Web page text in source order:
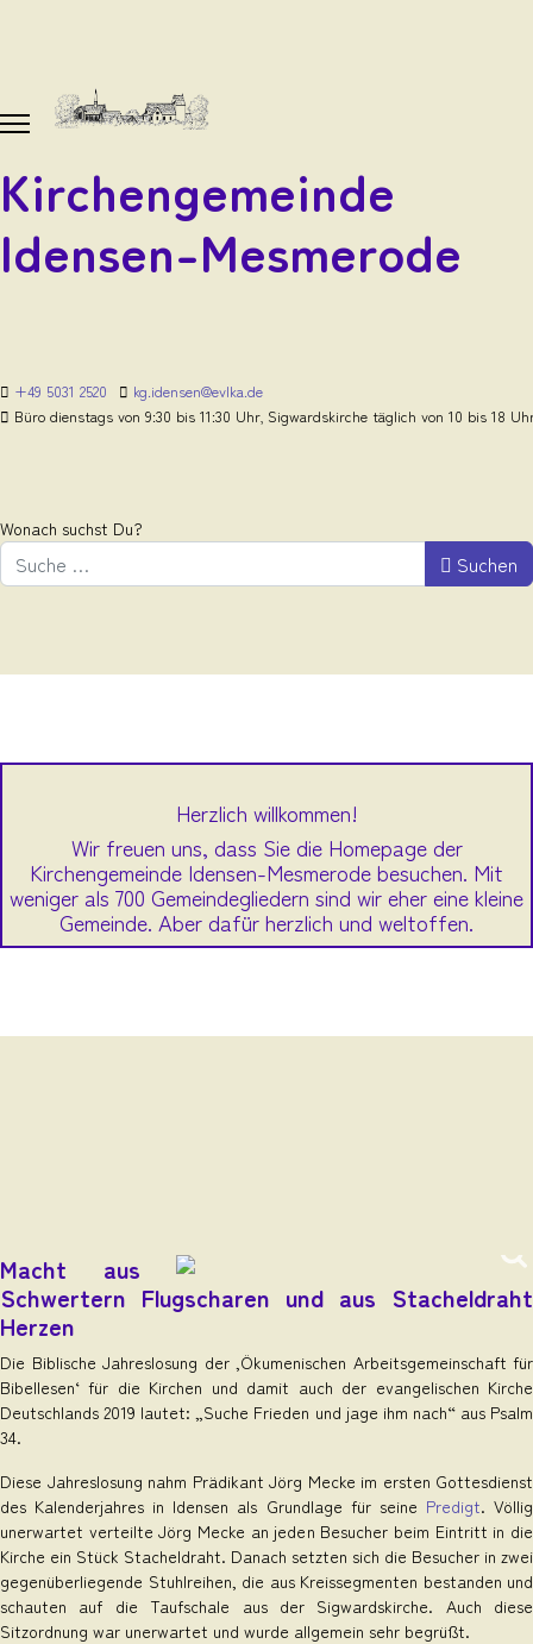
Kirchengemeinde
Idensen-Mesmerode
+49 5031 2520
kg.idensen@evlka.de
Büro dienstags von 9:30 bis 11:30 Uhr, Sigwardskirche täglich von 10 bis 18
Wonach suchst Du?
Suchen
Herzlich willkommen!
Wir freuen uns, dass Sie die Homepage der
Kirchengemeinde Idensen-Mesmerode besuchen. Mit
weniger als 700 Gemeindegliedern sind wir eher eine kleine
Gemeinde. Aber dafür herzlich und weltoffen.
Macht aus
Schwertern Flugscharen und aus Stacheldraht
Herzen
Die Biblische Jahreslosung der ‚Ökumenischen Arbeitsgemeinschaft für
Bibellesen‘ für die Kirchen und damit auch der evangelischen Kirche
Deutschlands 2019 lautet: „Suche Frieden und jage ihm nach“ aus Psalm
34.
Diese Jahreslosung nahm Prädikant Jörg Mecke im ersten Gottesdienst
des Kalenderjahres in Idensen als Grundlage für seine Predigt. Völlig
unerwartet verteilte Jörg Mecke an jeden Besucher beim Eintritt in die
Kirche ein Stück Stacheldraht. Danach setzten sich die Besucher in zwei
gegenüberliegende Stuhlreihen, die aus Kreissegmenten bestanden und
schauten auf die Taufschale aus der Sigwardskirche. Auch diese
Sitzordnung war unerwartet und wurde allgemein sehr begrüßt.